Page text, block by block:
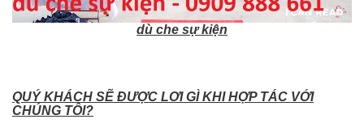
dù che sự kiện
QUÝ KHÁCH SẼ ĐƯỢC LƠI GÌ KHI HỢP TÁC VỚI
CHÚNG TÔI?